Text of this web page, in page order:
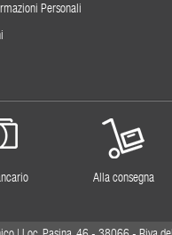
Personali
Alla consegna